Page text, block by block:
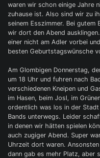
waren wir schon einige Jahre
zuhause ist. Also sind wir zu
seinem Esszimmer. Bei gutem
wir dort den Abend
einer nicht am Adler vorbei
besten Geburtstagswünsche
Am Glombigen Donnerstag,
um 18 Uhr und fuhren nach
verschiedenen Kneipen und
im Hasen, beim Josl, im
ordentlich was los in der
Bands unterwegs. Leider
in denen wir hätten spielen
auch zugiger Abend. Super
Uhrzeit dort waren.
dann gab es mehr Platz, aber